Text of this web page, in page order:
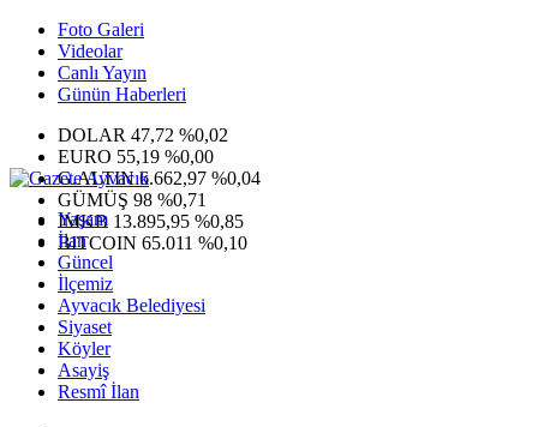
Foto Galeri
Videolar
Canlı Yayın
Günün Haberleri
DOLAR 47,72 %0,02
EURO 55,19 %0,00
G.ALTIN6.662,97 %0,04
GÜMÜŞ 98 %0,71
IMKB 13.895,95 %0,85
BITCOIN 65.011 %0,10
Yaşam
İlan
Güncel
İlçemiz
Ayvacık Belediyesi
Siyaset
Köyler
Asayiş
Resmî İlan